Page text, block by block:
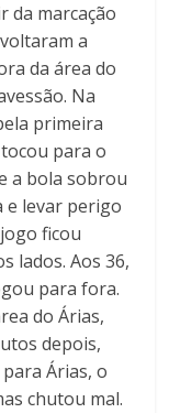
da marcação
a
da área do
Na
primeira
para o
a bola sobrou
e levar perigo
ficou
lados. Aos 36,
para fora.
do Árias,
depois,
Árias, o
chutou mal.